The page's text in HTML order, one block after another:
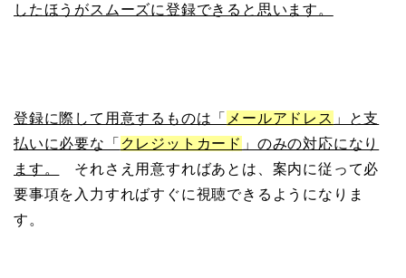
したほうがスムーズに登録できると思います。
登録に際して用意するものは「 メールアドレス 」と支
払いに必要な「 クレジットカード 」のみの対応になり
ます。
それさえ用意すればあとは、案内に従って必
要事項を入力すればすぐに視聴できるようになりま
す。